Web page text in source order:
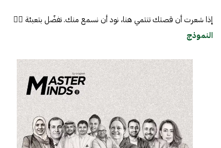
إذا شعرت أن قصتك تنتمي هنا، نود أن نسمع منك. تفضّل بتعبئة 👈🏼
النموذج